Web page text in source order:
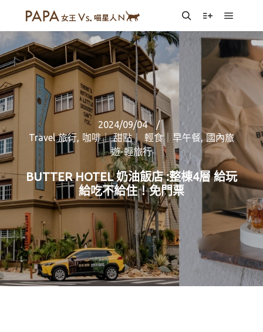
SearchMore info
Main
2024/09/04
Travel 旅行, 咖啡｜ 甜點｜ 輕食｜早午餐,國內旅
遊-輕旅行
BUTTER HOTEL 奶油飯店 :整棟4層 給玩
給吃不給住！免門票